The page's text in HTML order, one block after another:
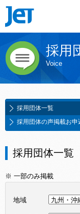
採用
Voice
採用団体一覧
採用団体の声掲載お申
採用団体一覧
※ 一部のみ掲載
地域